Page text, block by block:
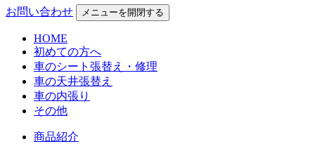
お問い合わせ メニューを開閉する
HOME
初めての方へ
車のシート張替え・修理
車の天井張替え
車の内張り
その他
商品紹介